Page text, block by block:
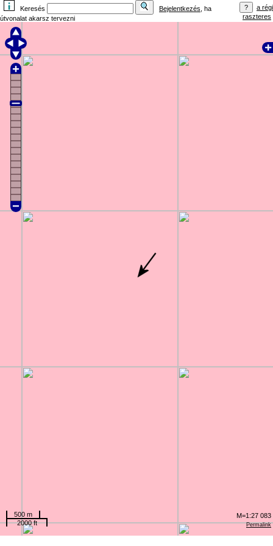
Keresés Bejelentkezés , ha
útvonalat akarsz tervezni
a régi
raszteres
Permalink
500 m
2000 ft
M=1:27 083